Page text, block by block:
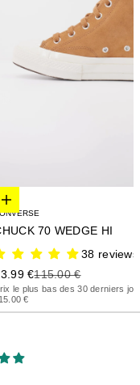
Elige opciones
70 WEDGE HI
38 reviews
de oferta
€Precio anterior
115.00 €
le plus bas des 30 derniers
€